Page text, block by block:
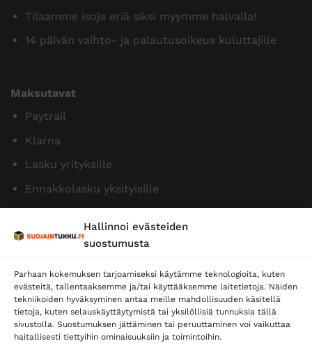
Hallinnoi evästeiden
suostumusta
Parhaan kokemuksen tarjoamiseksi käytämme teknologioita, kuten
evästeitä, tallentaaksemme ja/tai käyttääksemme laitetietoja. Näiden
tekniikoiden hyväksyminen antaa meille mahdollisuuden käsitellä
tietoja, kuten selauskäyttäytymistä tai yksilöllisiä tunnuksia tällä
sivustolla. Suostumuksen jättäminen tai peruuttaminen voi vaikuttaa
haitallisesti tiettyihin ominaisuuksiin ja toimintoihin.
Tilaamme isoja eriä siksi myymme halvalla!
14 päivän vaihto- ja palautusoikeus kuluttajille
Maksutavat
Paytrail
Klarna
Lasku yrityksille
Ennakkolasku yksityisille
Toimitustavat
Posti